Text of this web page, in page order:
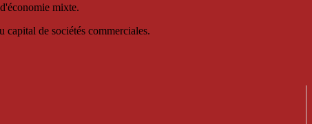
mixte.
capital de sociétés commerciales.